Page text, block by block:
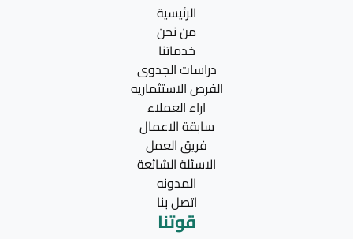
الرئيسية
من نحن
خدماتنا
دراسات الجدوى
الفرص الاستثماريه
اراء العملاء
سابقة الاعمال
فريق العمل
الاسئلة الشائعة
المدونه
اتصل بنا
قوتنا